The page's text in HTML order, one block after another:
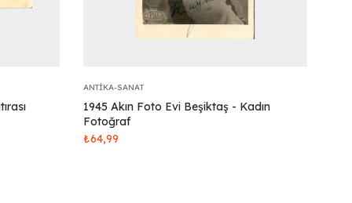
ANTIKA-SANAT
1945 Akın Foto Evi Beşiktaş - Kadın
Fotoğraf
₺64,99